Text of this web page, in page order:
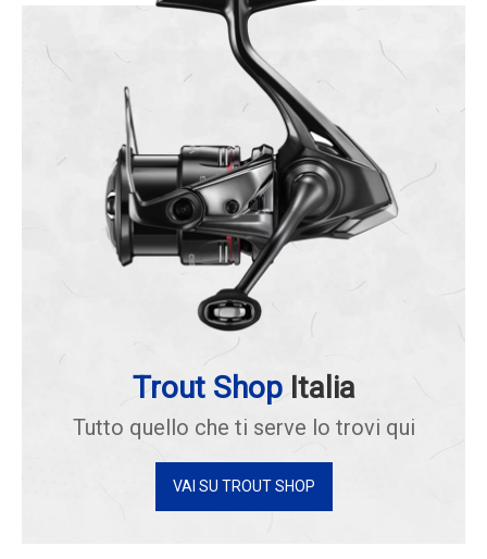
Trout ShopItalia
Tutto quello che ti serve lo trovi qui
VAI SU TROUT SHOP